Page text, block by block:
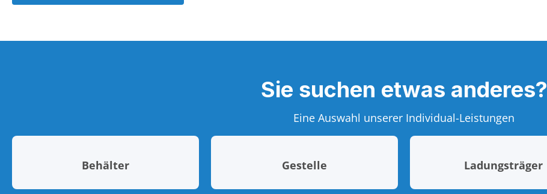
Sie suchen etwas anderes?
Eine Auswahl unserer Individual-Leistungen
Behälter Gestelle Ladungsträger